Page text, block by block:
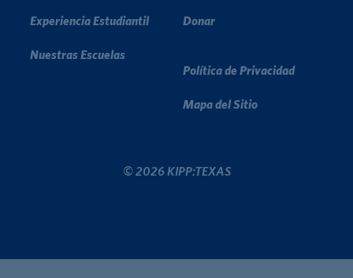
Experiencia Estudiantil
Nuestras Escuelas
Donar
Política de Privacidad
Mapa del Sitio
© 2026 KIPP:TEXAS